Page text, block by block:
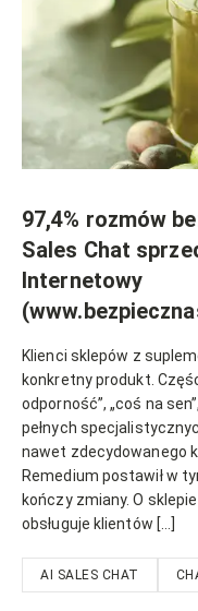
97,4% rozmów
Sales Chat
Internetowy
Klienci sklepów z
konkretny produkt.
odporność”, „coś na
pełnych
nawet zdecydowanego
Remedium postawił w
kończy zmiany. O
obsługuje klientów […]
AI SALES CHAT